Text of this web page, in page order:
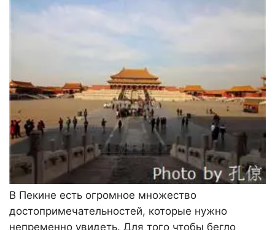
В Пекине есть огромное множество
достопримечательностей, которые нужно
непременно увидеть. Для того чтобы бегло